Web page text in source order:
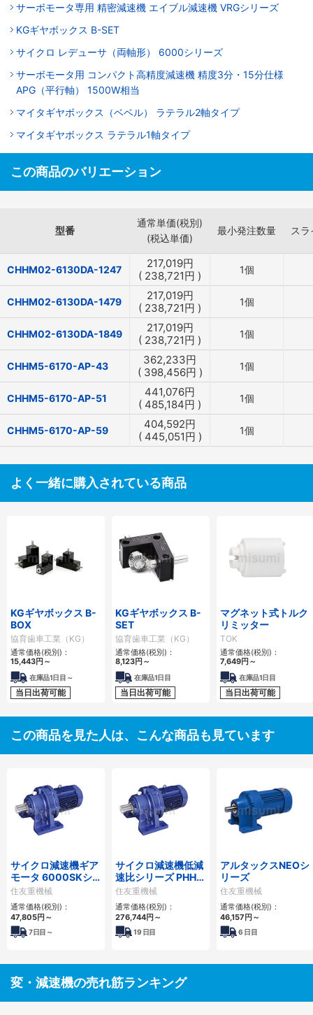
サーボモータ専用 精密減速機 エイブル減速機 VRGシリーズ
KGギヤボックス B-SET
サイクロ レデューサ（両軸形） 6000シリーズ
サーボモータ用 コンパクト高精度減速機 精度3分・15分仕様
APG（平行軸） 1500W相当
マイタギヤボックス（ベベル） ラテラル2軸タイプ
マイタギヤボックス ラテラル1軸タイプ
この商品のバリエーション
型番
通常単価(税別)
(税込単価)
最小発注数量 ス
CHHM02-6130DA-1247 217,019円
( 238,721円 ) 1個
CHHM02-6130DA-1479 217,019円
( 238,721円 ) 1個
CHHM02-6130DA-1849 217,019円
( 238,721円 ) 1個
CHHM5-6170-AP-43 362,233円
( 398,456円 ) 1個
CHHM5-6170-AP-51 441,076円
( 485,184円 ) 1個
CHHM5-6170-AP-59 404,592円
( 445,051円 ) 1個
よく一緒に購入されている商品
KGギヤボックス B-
BOX
協育歯車工業（KG）
通常価格(税別)：
15,443円～
在庫品1日目～
当日出荷可能
KGギヤボックス B-
SET
協育歯車工業（KG）
通常価格(税別)：
8,123円～
在庫品1日目
当日出荷可能
マグネット式トルク
リミッター
TOK
通常価格(税別)：
7,649円～
在庫品1日目
当日出荷可能
この商品を見た人は、こんな商品も見ています
サイクロ減速機ギア
モータ 6000SKシ
リーズ
住友重機械
通常価格(税別)：
47,805円～
7日目～
サイクロ減速機低減
速比シリーズ PHHM
形
住友重機械
通常価格(税別)：
276,744円～
19 日目
アルタックスNEOシ
リーズ
住友重機械
通常価格(税別)：
46,157円～
6 日目
変・減速機の売れ筋ランキング